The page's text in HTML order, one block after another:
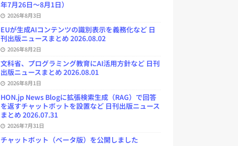
年7月26日～8月1日）
2026年8月3日
EUが生成AIコンテンツの識別表示を義務化など 日
刊出版ニュースまとめ 2026.08.02
2026年8月2日
文科省、プログラミング教育にAI活用方針など 日刊
出版ニュースまとめ 2026.08.01
2026年8月1日
HON.jp News Blogに拡張検索生成（RAG）で回答
を返すチャットボットを設置など 日刊出版ニュース
まとめ 2026.07.31
2026年7月31日
チャットボット（ベータ版）を公開しました